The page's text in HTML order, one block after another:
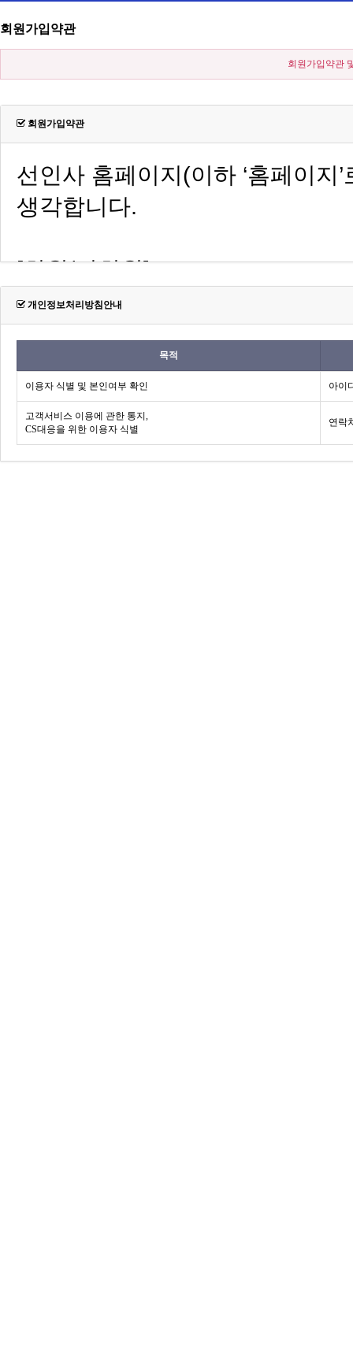
회원가입약관
회원가입약관
회원가입약관
개인정보처리방침안내
목적
이용자 식별 및 본인여부 확인 아이
고객서비스 이용에 관한 통지,
CS대응을 위한 이용자 식별
연락